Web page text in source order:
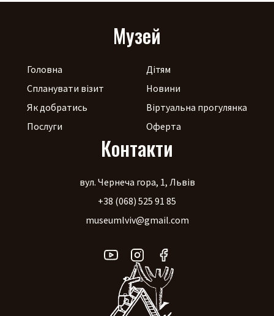
Музей
Головна
Спланувати візит
Як добратись
Послуги
Дітям
Новини
Віртуальна прогулянка
Оферта
Контакти
вул. Чернеча гора, 1, Львів
+38 (068) 525 91 85
museumlviv@gmail.com